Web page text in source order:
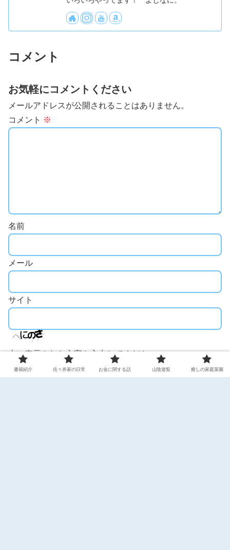
コメント
お気軽にコメントください
メールアドレスが公開されることはありません。
コメント ※
名前
メール
サイト
上に表示された文字を入力してください。
書籍紹介 佐々井家の日常 お金に関する話 山陰遊覧 癒しの家庭菜園